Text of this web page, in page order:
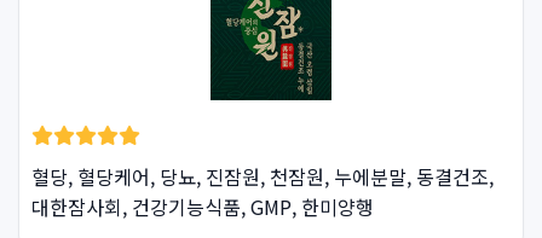
혈당, 혈당케어, 당뇨, 진잠원, 천잠원, 누에분말, 동결건조,
대한잠사회, 건강기능식품, GMP, 한미양행